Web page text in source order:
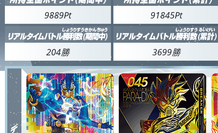
9889Pt 91845Pt
204勝 3699勝